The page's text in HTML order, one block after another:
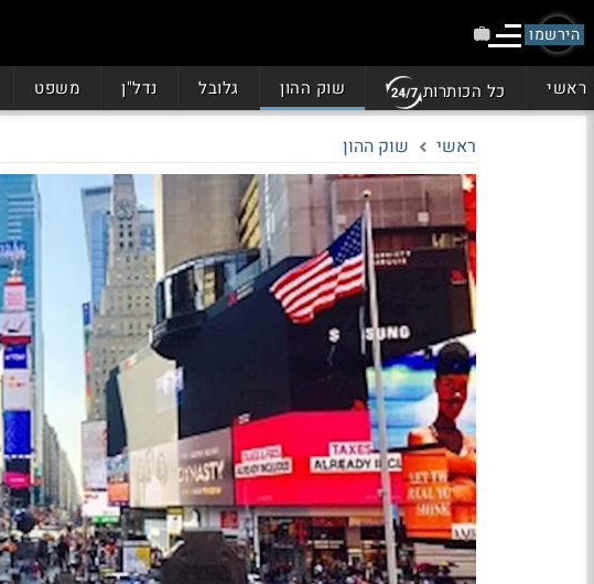
הירשמו
ראשי כל הכותרות שוק ההון גלובל נדל"ן משפט
ראשי שוק ההון